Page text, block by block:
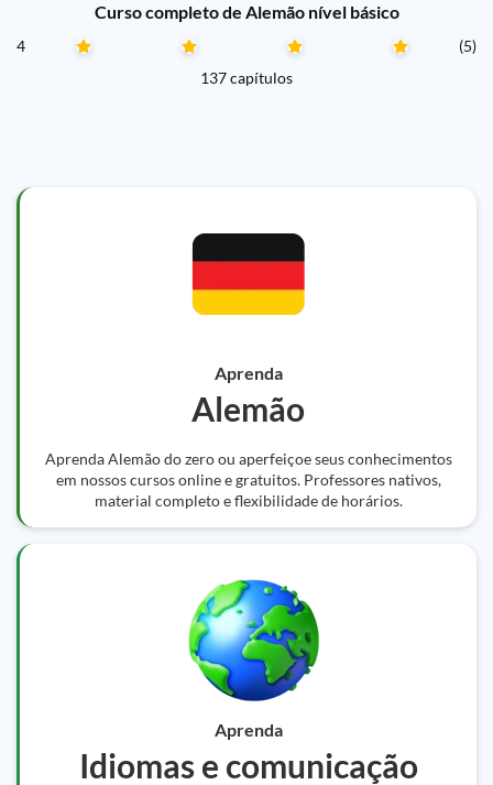
Curso completo de Alemão nível básico
4
(5)
137 capítulos
Aprenda
Alemão
Aprenda Alemão do zero ou aperfeiçoe seus conhecimentos
em nossos cursos online e gratuitos. Professores nativos,
material completo e flexibilidade de horários.
Aprenda
Idiomas e comunicação